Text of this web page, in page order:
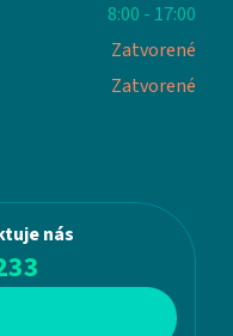
8:00 - 17:00
Zatvorené
Zatvorené
nás